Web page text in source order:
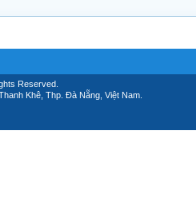
Reserved.
Khê, Thp. Đà Nẵng, Việt Nam.